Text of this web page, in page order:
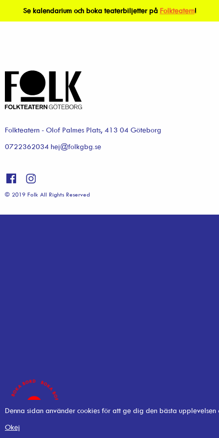
Se kalendarium och boka teaterbiljetter på Folkteatern!
Folkteatern - Olof Palmes Plats, 413 04 Göteborg
0722362034 hej@folkgbg.se
© 2019 Folk All Rights Reserved
Denna sidan använder cookies för att ge dig den bästa
Okej